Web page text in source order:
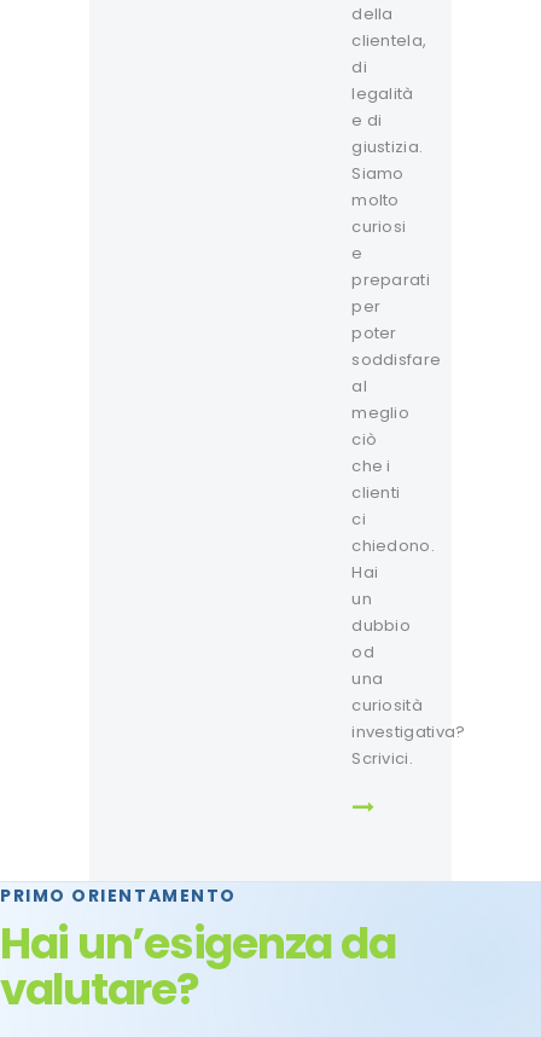
della
clientela,
di
legalità
e di
giustizia.
Siamo
molto
curiosi
e
preparati
per
poter
soddisfare
al
meglio
ciò
che i
clienti
ci
chiedono.
Hai
un
dubbio
od
una
curiosità
investigativa?
Scrivici.
PRIMO ORIENTAMENTO
Hai un’esigenza da
valutare?